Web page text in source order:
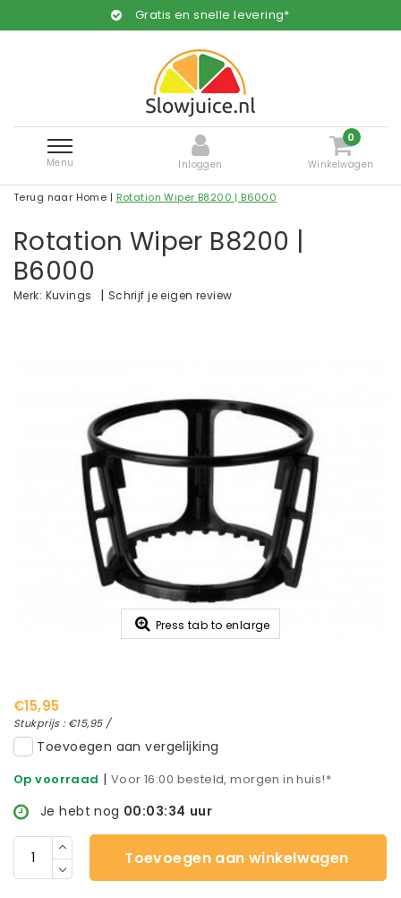
Gratis en snelle levering*
Menu Inloggen
0
Winkelwagen
Terug naar Home | Rotation Wiper B8200 | B6000
Rotation Wiper B8200 |
B6000
Merk: Kuvings | Schrijf je eigen review
Press tab to enlarge
€15,95
Stukprijs : €15,95 /
Toevoegen aan vergelijking
Op voorraad | Voor 16:00 besteld, morgen in huis!*
Je hebt nog 00:03:34 uur
Toevoegen aan winkelwagen